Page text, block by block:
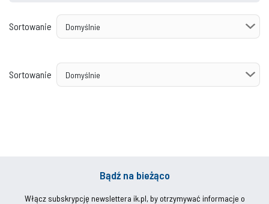
Sortowanie
Sortowanie
Bądź na bieżąco
Włącz subskrypcję newslettera ik.pl, by otrzymywać informacje o